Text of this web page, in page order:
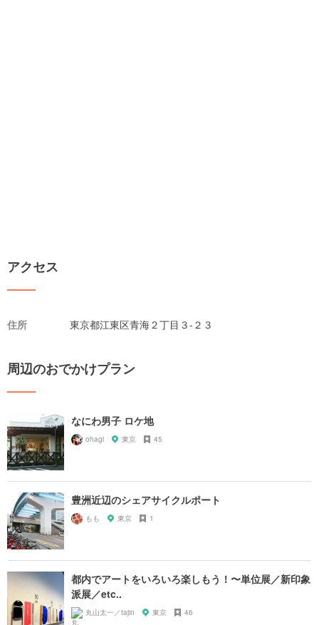
アクセス
住所 東京都江東区青海２丁目３-２３
周辺のおでかけプラン
なにわ男子 ロケ地
ohagi 東京 45
豊洲近辺のシェアサイクルポート
もも 東京 1
都内でアートをいろいろ楽しもう！〜単位展／新印象
派展／etc..
丸山太一／tajin 東京 46